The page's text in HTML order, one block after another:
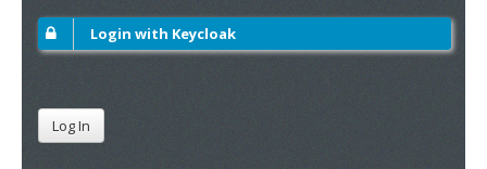
Login with Keycloak
Log In